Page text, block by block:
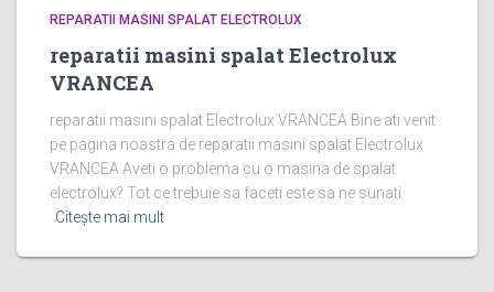
REPARATII MASINI SPALAT ELECTROLUX
reparatii masini spalat Electrolux
VRANCEA
reparatii masini spalat Electrolux VRANCEA Bine ati venit
pe pagina noastra de reparatii masini spalat Electrolux
VRANCEA Aveti o problema cu o masina de spalat
electrolux? Tot ce trebuie sa faceti este sa ne sunati
Citește mai mult